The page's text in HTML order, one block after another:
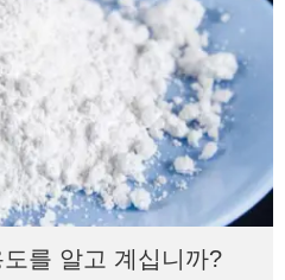
를 알고 계십니까?